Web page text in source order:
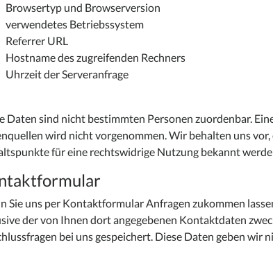
Browsertyp und Browserversion
verwendetes Betriebssystem
Referrer URL
Hostname des zugreifenden Rechners
Uhrzeit der Serveranfrage
Daten sind nicht bestimmten Personen zuordenbar.
wird nicht vorgenommen. Wir behalten uns
für eine rechtswidrige Nutzung bekannt
Sie uns per Kontaktformular Anfragen zukommen
der von Ihnen dort angegebenen Kontaktdaten
bei uns gespeichert. Diese Daten geben wir